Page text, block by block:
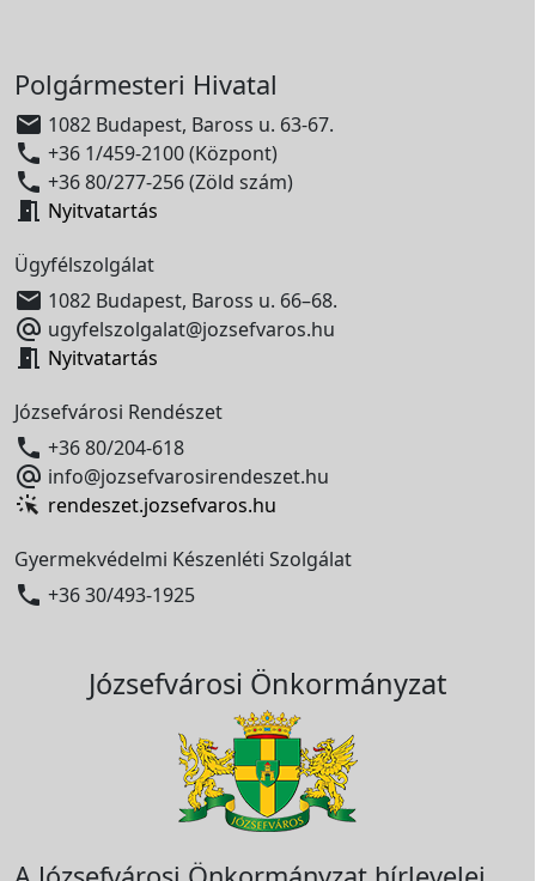
Polgármesteri Hivatal
 1082 Budapest, Baross u. 63-67.
 +36 1/459-2100 (Központ)
 +36 80/277-256 (Zöld szám)
 Nyitvatartás
Ügyfélszolgálat
 1082 Budapest, Baross u. 66–68.
 ugyfelszolgalat@jozsefvaros.hu
 Nyitvatartás
Józsefvárosi Rendészet
 +36 80/204-618
 info@jozsefvarosirendeszet.hu
rendeszet.jozsefvaros.hu
Gyermekvédelmi Készenléti Szolgálat
 +36 30/493-1925
Józsefvárosi Önkormányzat